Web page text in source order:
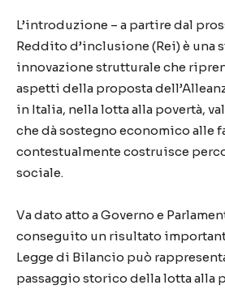
L’introduzione – a partire dal
Reddito d’inclusione (Rei) è una
innovazione strutturale che
aspetti della proposta
in Italia, nella lotta alla povertà,
che dà sostegno economico alle
contestualmente costruisce
sociale.
Va dato atto a Governo e
conseguito un risultato
Legge di Bilancio può
passaggio storico della lotta alla